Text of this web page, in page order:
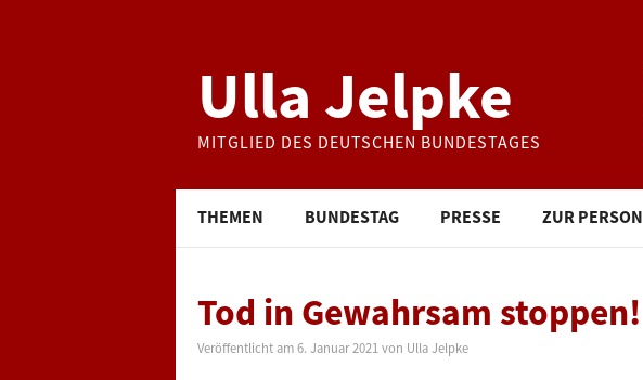
Ulla Jelpke
MITGLIED DES DEUTSCHEN BUNDESTAGES
THEMEN BUNDESTAG PRESSE ZUR PERSON
Tod in Gewahrsam stoppen!
Veröffentlicht am 6. Januar 2021 von Ulla Jelpke